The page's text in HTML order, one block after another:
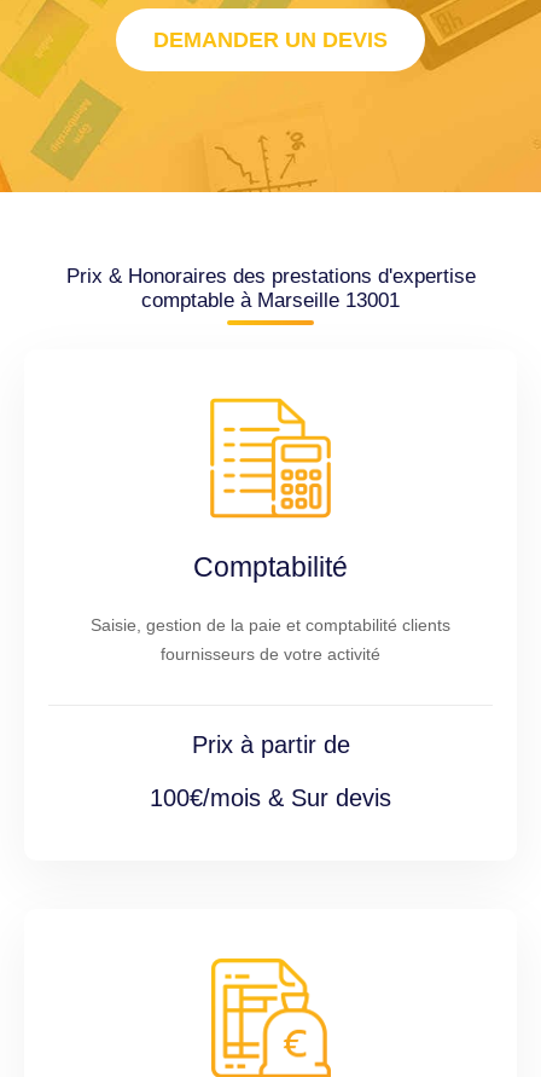
DEMANDER UN DEVIS
Prix & Honoraires des prestations d'expertise
comptable à Marseille 13001
Comptabilité
Saisie, gestion de la paie et comptabilité clients
fournisseurs de votre activité
Prix à partir de
100€/mois & Sur devis